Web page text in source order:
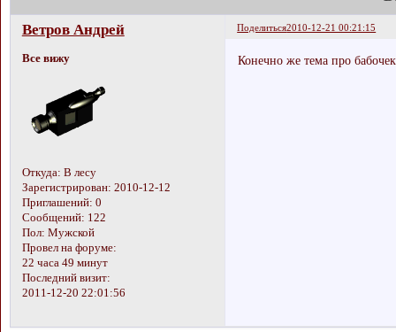
Поделиться2010-12-21 00:21:15
Ветров Андрей
Все вижу
Откуда: В лесу
Зарегистрирован: 2010-12-12
Приглашений: 0
Сообщений: 122
Пол: Мужской
Провел на форуме:
22 часа 49 минут
Последний визит:
2011-12-20 22:01:56
Конечно же тема про